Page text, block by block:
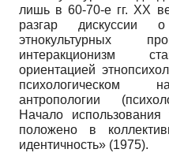
лишь в 60-70-е гг. ХХ
разгар дискуссии
этнокультурных
интеракционизм
ориентацией
психологическом
антропологии
Начало
положено в
идентичность» (1975).